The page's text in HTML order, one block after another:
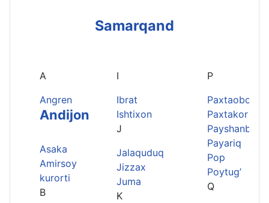
Samarqand
A
Angren
Andijon
Asaka
Amirsoy
kurorti
B
I
Ibrat
Ishtixon
J
Jalaquduq
Jizzax
Juma
K
P
Paxtaobod
Paxtakor
Payshanba
Payariq
Pop
Poytug’
Q